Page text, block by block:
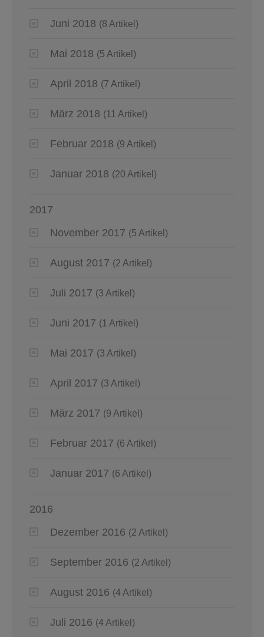
Juni 2018 (8 Artikel)
Mai 2018 (5 Artikel)
April 2018 (7 Artikel)
März 2018 (11 Artikel)
Februar 2018 (9 Artikel)
Januar 2018 (20 Artikel)
2017
November 2017 (5 Artikel)
August 2017 (2 Artikel)
Juli 2017 (3 Artikel)
Juni 2017 (1 Artikel)
Mai 2017 (3 Artikel)
April 2017 (3 Artikel)
März 2017 (9 Artikel)
Februar 2017 (6 Artikel)
Januar 2017 (6 Artikel)
2016
Dezember 2016 (2 Artikel)
September 2016 (2 Artikel)
August 2016 (4 Artikel)
Juli 2016 (4 Artikel)